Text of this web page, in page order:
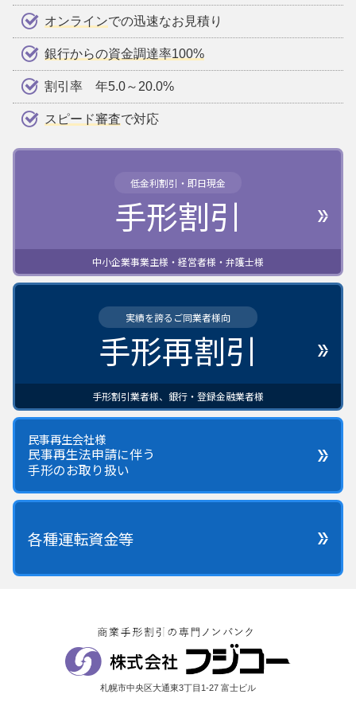
オンラインでの迅速なお見積り
銀行からの資金調達率100%
割引率 年5.0～20.0%
スピード審査で対応
低金利割引・即日現金
手形割引
中小企業事業主様・経営者様・弁護士様
実績を誇るご同業者様向
手形再割引
手形割引業者様、銀行・登録金融業者様
民事再生会社様
民事再生法申請に伴う
手形のお取り扱い
各種運転資金等
札幌市中央区大通東3丁目1-27 富士ビル